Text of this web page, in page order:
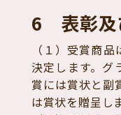
6 表彰及
（１）受賞商
決定します。グ
賞には賞状と副
は賞状を贈呈し